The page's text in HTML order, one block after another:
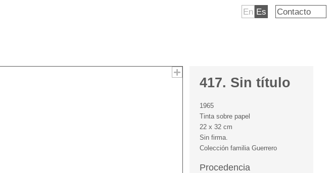
En Es Contacto
417. Sin título
1965
Tinta sobre papel
22 x 32 cm
Sin firma.
Colección familia Guerrero
Procedencia